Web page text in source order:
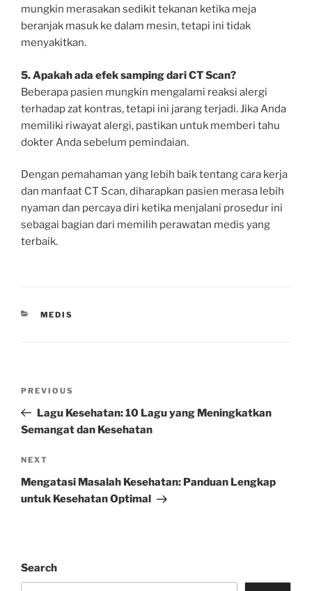
mungkin merasakan sedikit tekanan ketika meja
beranjak masuk ke dalam mesin, tetapi ini tidak
menyakitkan.
5. Apakah ada efek samping dari CT Scan?
Beberapa pasien mungkin mengalami reaksi alergi
terhadap zat kontras, tetapi ini jarang terjadi. Jika Anda
memiliki riwayat alergi, pastikan untuk memberi tahu
dokter Anda sebelum pemindaian.
Dengan pemahaman yang lebih baik tentang cara kerja
dan manfaat CT Scan, diharapkan pasien merasa lebih
nyaman dan percaya diri ketika menjalani prosedur ini
sebagai bagian dari memilih perawatan medis yang
terbaik.
CATEGORIES
MEDIS
Previous
Post
PREVIOUS
Lagu Kesehatan: 10 Lagu yang Meningkatkan
Semangat dan Kesehatan
Next
Post
NEXT
Mengatasi Masalah Kesehatan: Panduan Lengkap
untuk Kesehatan Optimal
Search